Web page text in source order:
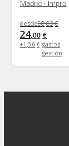
Madrid · Impro
desde30,00 €
24,00 €
+1 ,56 € gastos
gestión